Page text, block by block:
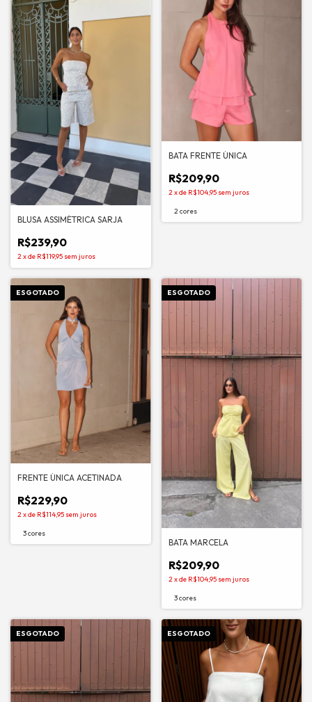
BLUSA ASSIMÉTRICA SARJA
R$239,90
2xde R$119,95 sem juros
BATA FRENTE ÚNICA
R$209,90
2xde R$104,95 sem juros
2 cores
ESGOTADO
FRENTE ÚNICA ACETINADA
R$229,90
2xde R$114,95 sem juros
3 cores
ESGOTADO
BATA MARCELA
R$209,90
2 xde R$104,95 sem juros
3 cores
ESGOTADO ESGOTADO